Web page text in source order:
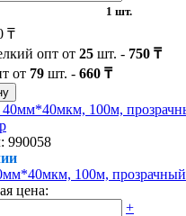
1 шт.
₸
опт от 25 шт. - 750 ₸
от 79 шт. - 660 ₸
990058
100м, прозрачный
цена:
+